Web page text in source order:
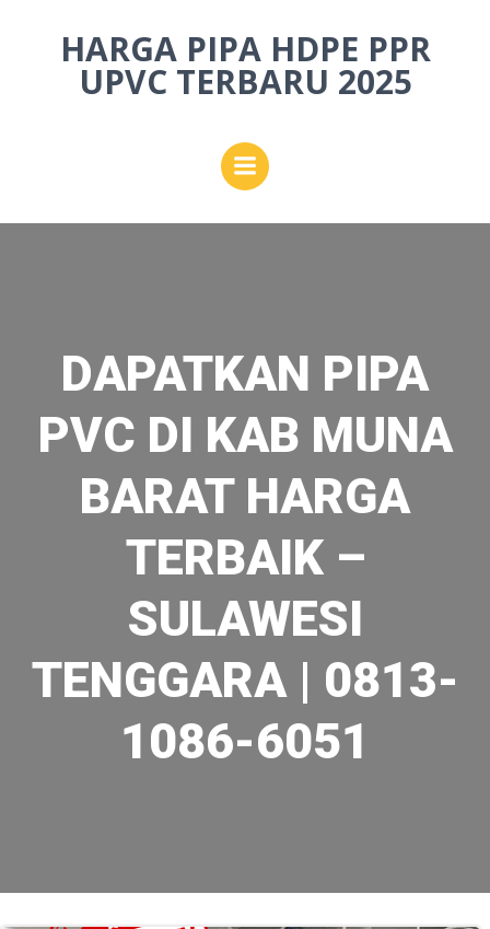
to
content
HARGA PIPA HDPE PPR
UPVC TERBARU 2025
DAPATKAN PIPA
PVC DI KAB MUNA
BARAT HARGA
TERBAIK –
SULAWESI
TENGGARA | 0813-
1086-6051